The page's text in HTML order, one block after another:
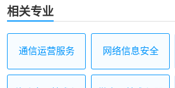
相关专业
通信运营服务 网络信息安全